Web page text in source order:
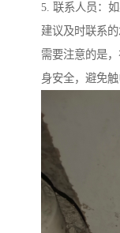
5. 联系人员：
建议及时联系
需要注意的是
身安全，避免触